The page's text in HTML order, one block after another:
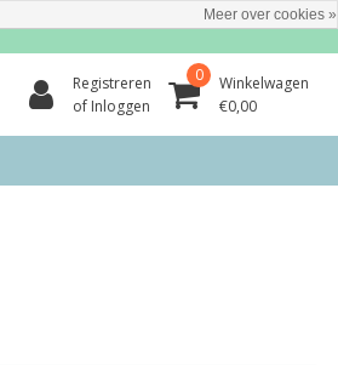
Registreren
of Inloggen
0
Winkelwagen
€0,00
Meer over cookies »